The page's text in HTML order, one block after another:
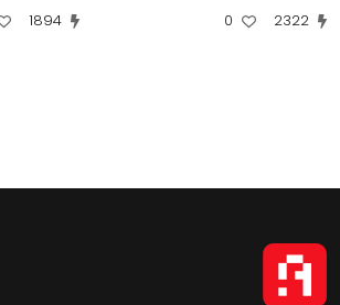
2322
0
1894